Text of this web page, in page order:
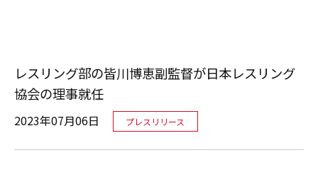
レスリング部の皆川博恵副監督が日本レスリング
協会の理事就任
2023年07月06日 プレスリリース